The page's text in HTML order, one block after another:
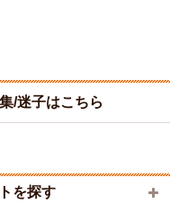
/迷子はこちら
を探す